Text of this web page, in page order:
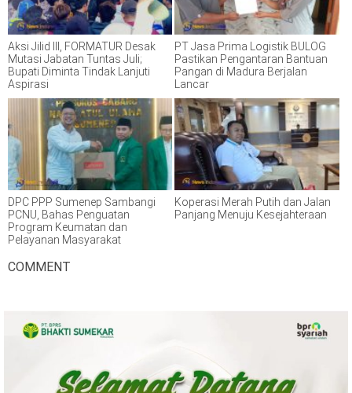
Aksi Jilid III, FORMATUR Desak
Mutasi Jabatan Tuntas Juli;
Bupati Diminta Tindak Lanjuti
Aspirasi
PT Jasa Prima Logistik BULOG
Pastikan Pengantaran Bantuan
Pangan di Madura Berjalan
Lancar
DPC PPP Sumenep Sambangi
PCNU, Bahas Penguatan
Program Keumatan dan
Pelayanan Masyarakat
Koperasi Merah Putih dan Jalan
Panjang Menuju Kesejahteraan
COMMENT